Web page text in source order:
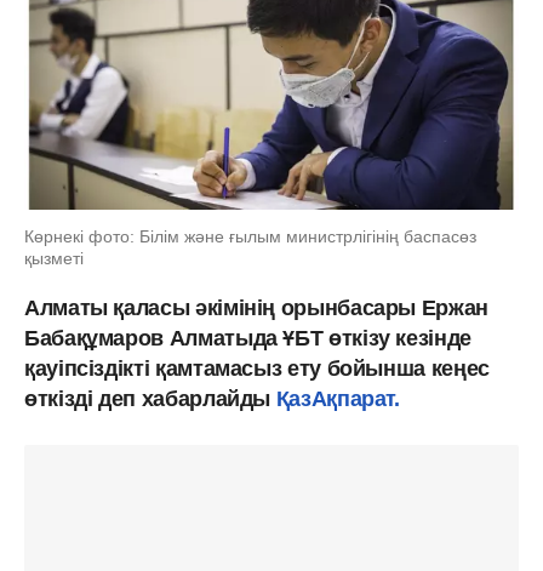
Көрнекі фото: Білім және ғылым министрлігінің баспасөз
қызметі
Алматы қаласы әкімінің орынбасары Ержан
Бабақұмаров Алматыда ҰБТ өткізу кезінде
қауіпсіздікті қамтамасыз ету бойынша кеңес
өткізді деп хабарлайды ҚазАқпарат.